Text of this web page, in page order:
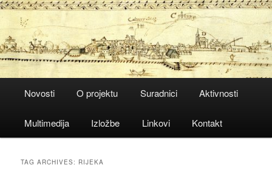
Novosti O projektu Suradnici Aktivnosti
Multimedija Izložbe Linkovi Kontakt
TAG ARCHIVES: RIJEKA